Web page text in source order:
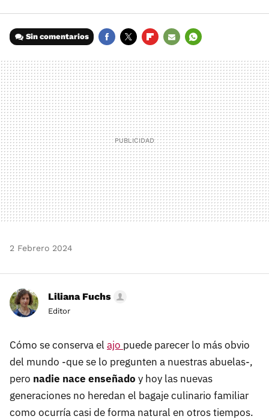
Sin comentarios
MAIL
2 Febrero 2024
Liliana Fuchs
Editor
Cómo se conserva el ajo puede parecer lo más obvio
del mundo -que se lo pregunten a nuestras abuelas-,
pero nadie nace enseñado y hoy las nuevas
generaciones no heredan el bagaje culinario familiar
como ocurría casi de forma natural en otros tiempos.